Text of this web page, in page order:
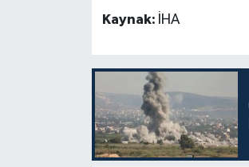
Kaynak: İHA